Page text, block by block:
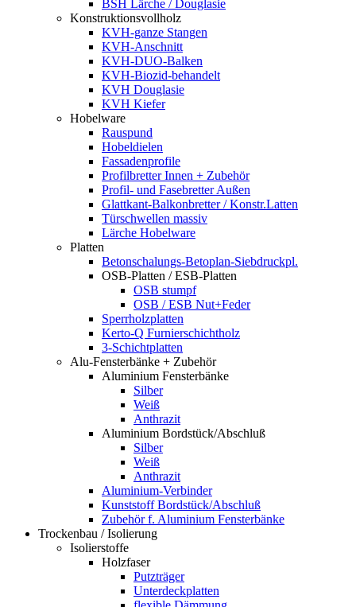
BSH Lärche / Douglasie
Konstruktionsvollholz
KVH-ganze Stangen
KVH-Anschnitt
KVH-DUO-Balken
KVH-Biozid-behandelt
KVH Douglasie
KVH Kiefer
Hobelware
Rauspund
Hobeldielen
Fassadenprofile
Profilbretter Innen + Zubehör
Profil- und Fasebretter Außen
Glattkant-Balkonbretter / Konstr.Latten
Türschwellen massiv
Lärche Hobelware
Platten
Betonschalungs-Betoplan-Siebdruckpl.
OSB-Platten / ESB-Platten
OSB stumpf
OSB / ESB Nut+Feder
Sperrholzplatten
Kerto-Q Furnierschichtholz
3-Schichtplatten
Alu-Fensterbänke + Zubehör
Aluminium Fensterbänke
Silber
Weiß
Anthrazit
Aluminium Bordstück/Abschluß
Silber
Weiß
Anthrazit
Aluminium-Verbinder
Kunststoff Bordstück/Abschluß
Zubehör f. Aluminium Fensterbänke
Trockenbau / Isolierung
Isolierstoffe
Holzfaser
Putzträger
Unterdeckplatten